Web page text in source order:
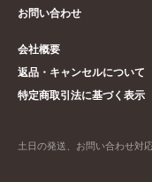
お問い合わせ
会社概要
返品・キャンセルについて
特定商取引法に基づく表示
土日の発送、お問い合わせ対